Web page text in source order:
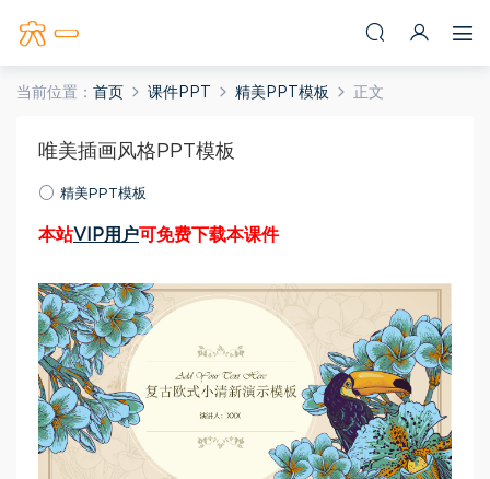
当前位置： 首页 课件PPT 精美PPT模板 正文
唯美插画风格PPT模板
精美PPT模板
本站VIP用户可免费下载本课件